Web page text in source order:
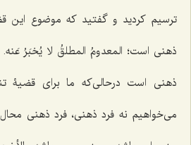
ترسیم کردید و گفتید که موضوع این
ذهنی است؛ المعدومُ المطلقُ لا یُخبَرُ عَنه
ذهنی است درحالی‌که ما برای قضیۀ
می‌خواهیم نه فرد ذهنی، فرد ذهنی